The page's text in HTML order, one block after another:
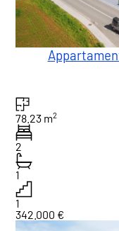
78.23 m2
2
1
1
342.000 €